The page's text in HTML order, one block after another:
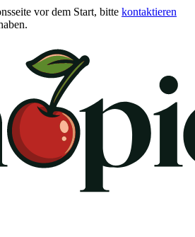
vor dem Start, bitte kontaktieren